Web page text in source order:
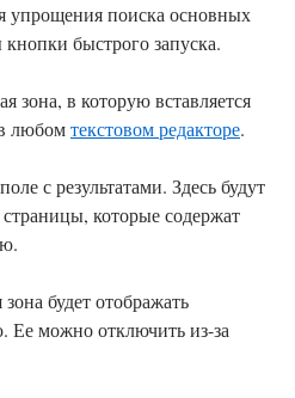
упрощения поиска основных
быстрого запуска.
зона, в которую вставляется
любомтекстовом редакторе.
с результатами. Здесь будут
которые содержат
будет отображать
можно отключить из-за